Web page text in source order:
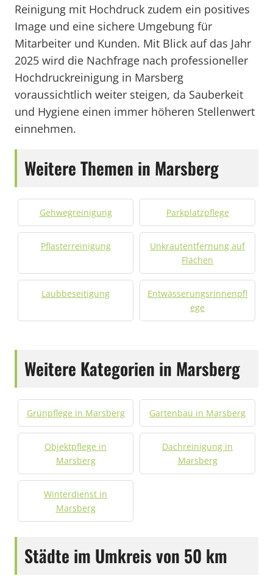
Reinigung mit Hochdruck zudem ein positives
Image und eine sichere Umgebung für
Mitarbeiter und Kunden. Mit Blick auf das Jahr
2025 wird die Nachfrage nach professioneller
Hochdruckreinigung in Marsberg
voraussichtlich weiter steigen, da Sauberkeit
und Hygiene einen immer höheren Stellenwert
einnehmen.
Weitere Themen in Marsberg
Gehwegreinigung Parkplatzpflege
Pflasterreinigung
Unkrautentfernung auf
Flächen
Laubbeseitigung
Entwässerungsrinnenpfl
ege
Weitere Kategorien in Marsberg
Grünpflege in Marsberg Gartenbau in Marsberg
Objektpflege in
Marsberg
Dachreinigung in
Marsberg
Winterdienst in
Marsberg
Städte im Umkreis von 50 km